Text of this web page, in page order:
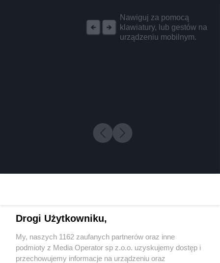
Nawiguj za pomocą
klawiatury, lub gestów na
urządzeniu mobilnym.
Wydawca mediów lokalnych
Drogi Użytkowniku,
My, naszych 1162 zaufanych partnerów oraz inne
podmioty z Media Operator sp z.o.o. uzyskujemy dostęp i
przechowujemy informacje na urządzeniu oraz